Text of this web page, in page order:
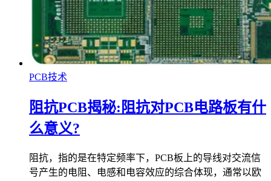
PCB技术
阻抗PCB揭秘:阻抗对PCB电路板有什
么意义?
阻抗，指的是在特定频率下，PCB板上的导线对交流信
号产生的电阻、电感和电容效应的综合体现，通常以欧